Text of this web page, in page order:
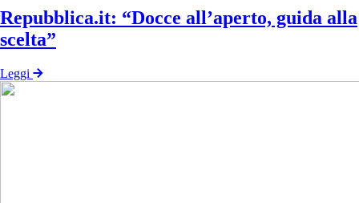
Repubblica.it: “Docce all’aperto, guida alla
scelta”
Leggi